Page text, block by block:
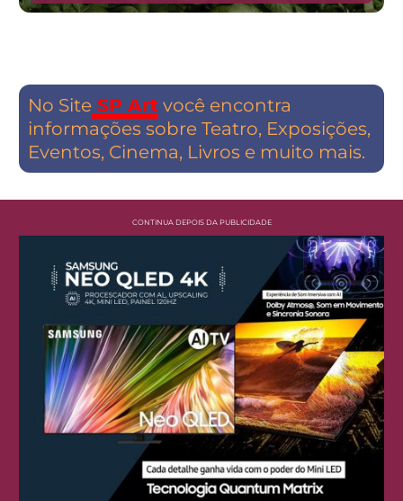
No Site SP Artvocê encontra
informações sobre Teatro, Exposições,
Eventos, Cinema, Livros e muito mais.
CONTINUA DEPOIS DA PUBLICIDADE